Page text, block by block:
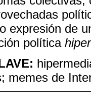
expresión de
política
memes de